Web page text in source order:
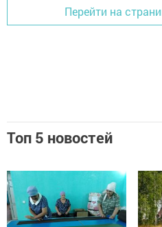
Перейти на
Топ 5 новостей